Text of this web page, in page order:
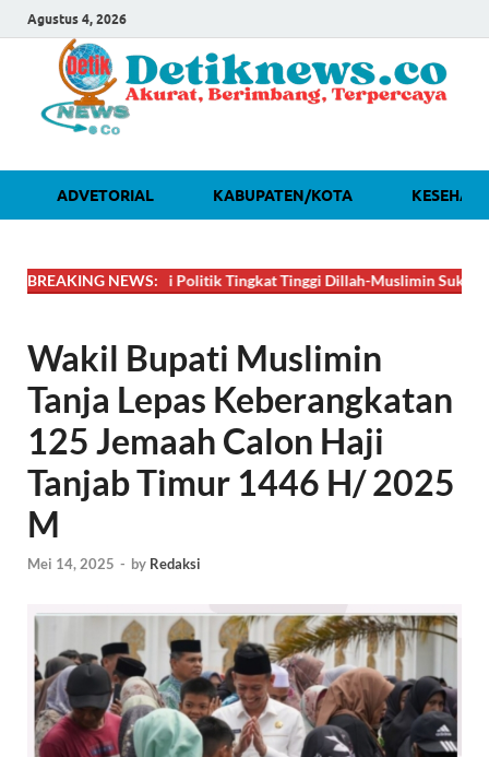
Agustus 4, 2026
ADVETORIAL KABUPATEN/KOTA
BREAKING NEWS:
DAHSYAT! Lobi Politik Tingkat Tinggi Dillah-Muslimin Sukses
Wakil Bupati Muslimin
Tanja Lepas Keberangkatan
125 Jemaah Calon Haji
Tanjab Timur 1446 H/ 2025
M
Mei 14, 2025 - by Redaksi